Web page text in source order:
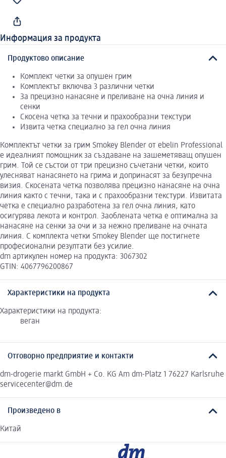
Информация за продукта
Продуктово описание
Комплект четки за опушен грим
Комплектът включва 3 различни четки
За прецизно нанасяне и преливане на очна линия и
сенки
Скосена четка за течни и прахообразни текстури
Извита четка специално за гел очна линия
Комплектът четки за грим Smokey Blender от ebelin Professional
е идеалният помощник за създаване на зашеметяващ опушен
грим. Той се състои от три прецизно съчетани четки, които
улесняват нанасянето на грима и допринасят за безупречна
визия. Скосената четка позволява прецизно нанасяне на очна
линия както с течни, така и с прахообразни текстури. Извитата
четка е специално разработена за гел очна линия, като
осигурява лекота и контрол. Заоблената четка е оптимална за
нанасяне на сенки за очи и за нежно преливане на очната
линия. С комплекта четки Smokey Blender ще постигнете
професионални резултати без усилие.
dm артикулен номер на продукта: 3067302
GTIN: 4067796200867
Характеристики на продукта
Характеристики на продукта:
веган
Отговорно предприятие и контакти
dm-drogerie markt GmbH + Co. KG Am dm-Platz 1 76227 Karlsruhe
servicecenter@dm.de
Произведено в
Китай